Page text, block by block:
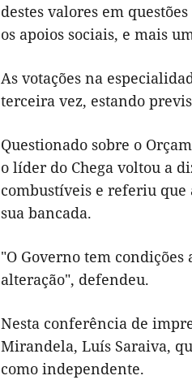
destes valores em
os apoios sociais, e mais
As votações na
terceira vez, estando
Questionado sobre o
o líder do Chega voltou a
combustíveis e referiu
sua bancada.
"O Governo tem
alteração", defendeu.
Nesta conferência de
Mirandela, Luís Saraiva,
como independente.